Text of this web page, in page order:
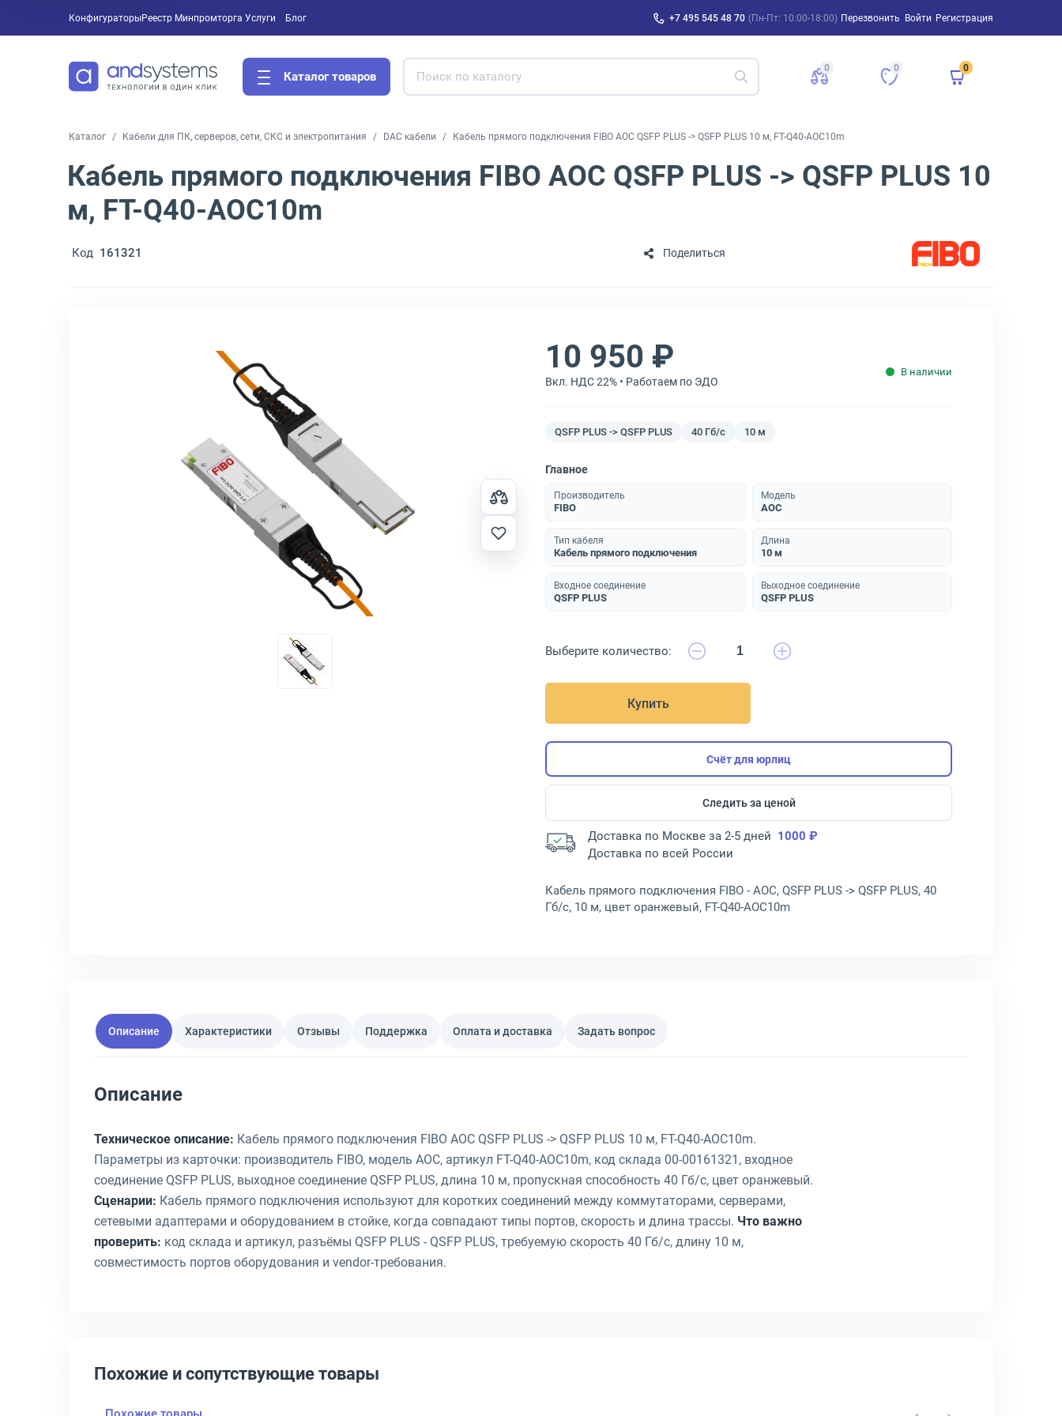
Конфигураторы Услуги
Реестр Минпромторга Блог +7 495 545 48 70 (Пн-Пт: 10:00-18:00) Перезвонить Войти Регистрация
Каталог товаров
0 0 0
Каталог Кабели для ПК, серверов, сети, СКС и электропитания DAC кабели Кабель прямого подключения FIBO AOC QSFP PLUS -> QSFP PLUS 10 м, FT-Q40-AOC10m
Кабель прямого подключения FIBO AOC QSFP PLUS -> QSFP PLUS 10
м, FT-Q40-AOC10m
Код 161321 Поделиться
10 950 ₽
Вкл. НДС 22% • Работаем по ЭДО
В наличии
QSFP PLUS -> QSFP PLUS 40 Гб/с 10 м
Главное
Производитель
FIBO
Модель
AOC
Тип кабеля
Кабель прямого подключения
Длина
10 м
Входное соединение
QSFP PLUS
Выходное соединение
QSFP PLUS
Выберите количество:
Купить
Счёт для юрлиц
Следить за ценой
Доставка по Москве за 2-5 дней 1000 ₽
Доставка по всей России
Кабель прямого подключения FIBO - AOC, QSFP PLUS -> QSFP PLUS, 40
Гб/с, 10 м, цвет оранжевый, FT-Q40-AOC10m
Описание Характеристики Отзывы Поддержка Оплата и доставка Задать вопрос
Описание
Техническое описание: Кабель прямого подключения FIBO AOC QSFP PLUS -> QSFP PLUS 10 м, FT-Q40-AOC10m.
Параметры из карточки: производитель FIBO, модель AOC, артикул FT-Q40-AOC10m, код склада 00-00161321, входное
соединение QSFP PLUS, выходное соединение QSFP PLUS, длина 10 м, пропускная способность 40 Гб/с, цвет оранжевый.
Сценарии: Кабель прямого подключения используют для коротких соединений между коммутаторами, серверами,
сетевыми адаптерами и оборудованием в стойке, когда совпадают типы портов, скорость и длина трассы. Что важно
проверить: код склада и артикул, разъёмы QSFP PLUS - QSFP PLUS, требуемую скорость 40 Гб/с, длину 10 м,
совместимость портов оборудования и vendor-требования.
Похожие и сопутствующие товары